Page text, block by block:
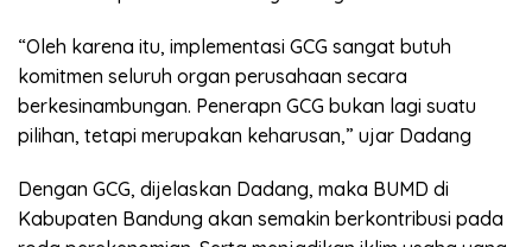
“Oleh karena itu, implementasi GCG sangat butuh
komitmen seluruh organ perusahaan secara
berkesinambungan. Penerapn GCG bukan lagi suatu
pilihan, tetapi merupakan keharusan,” ujar Dadang
Dengan GCG, dijelaskan Dadang, maka BUMD di
Kabupaten Bandung akan semakin berkontribusi pada